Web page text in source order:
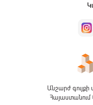
Անշարժ գույքի
Հայաստանում